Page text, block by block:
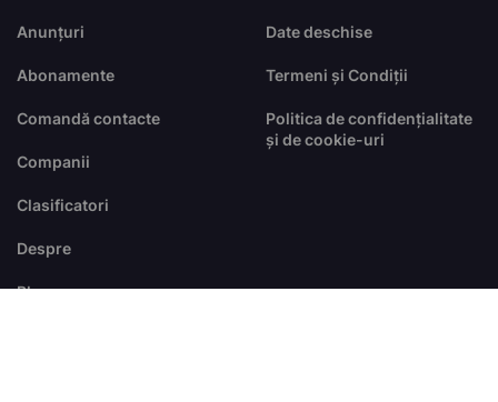
Anunțuri
Abonamente
Comandă contacte
Companii
Clasificatori
Despre
Blog
Date deschise
Termeni și Condiții
Politica de confidențialitate
și de cookie-uri